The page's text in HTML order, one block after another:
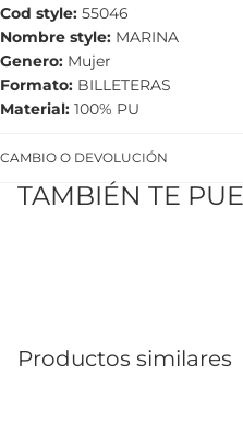
Cod style 55046
Nombre style MARINA
Genero Mujer
Formato BILLETERAS
Material 100% PU
CAMBIO O DEVOLUCIÓN
TAMBIÉN TE
Productos similares